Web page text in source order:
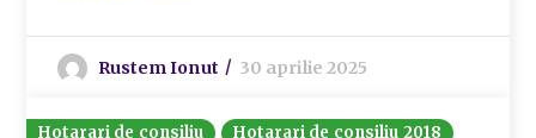
Rustem Ionut 30 aprilie 2025
Hotarari de consiliu Hotarari de consiliu 2018